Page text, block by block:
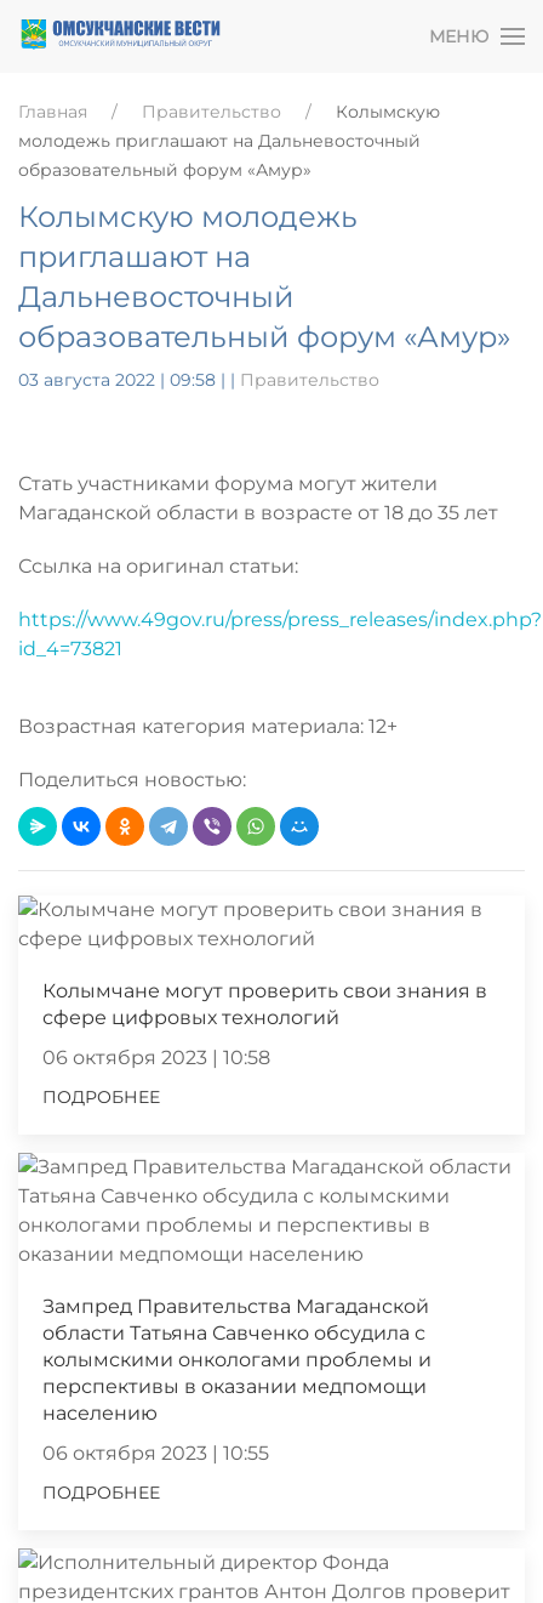
МЕНЮ
Главная Правительство
Колымскую
молодежь приглашают на Дальневосточный
образовательный форум «Амур»
Колымскую молодежь
приглашают на
Дальневосточный
образовательный форум «Амур»
03 августа 2022 | 09:58 | | Правительство
Стать участниками форума могут жители
Магаданской области в возрасте от 18 до 35 лет
Ссылка на оригинал статьи:
https://www.49gov.ru/press/press_releases/index.php?
id_4=73821
Возрастная категория материала: 12+
Поделиться новостью:
Колымчане могут проверить свои знания в
сфере цифровых технологий
06 октября 2023 | 10:58
ПОДРОБНЕЕ
Зампред Правительства Магаданской
области Татьяна Савченко обсудила с
колымскими онкологами проблемы и
перспективы в оказании медпомощи
населению
06 октября 2023 | 10:55
ПОДРОБНЕЕ